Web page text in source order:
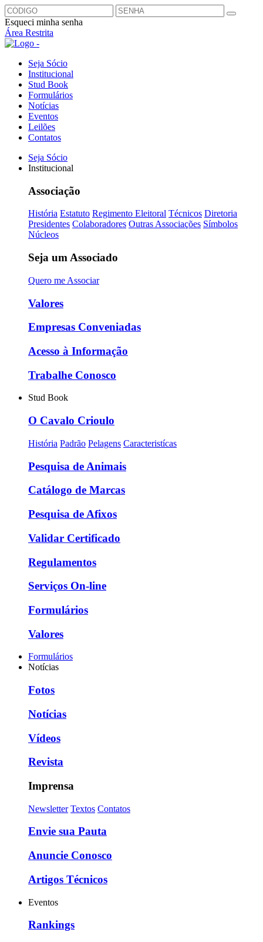
Esqueci minha senha
Área Restrita
Seja Sócio
Institucional
Stud Book
Formulários
Notícias
Eventos
Leilões
Contatos
Seja Sócio
Institucional
Associação
História Estatuto Regimento Eleitoral Técnicos Diretoria
Presidentes Colaboradores Outras Associações Símbolos
Núcleos
Seja um Associado
Quero me Associar
Valores
Empresas Conveniadas
Acesso à Informação
Trabalhe Conosco
Stud Book
O Cavalo Crioulo
História Padrão Pelagens Caracteristícas
Pesquisa de Animais
Catálogo de Marcas
Pesquisa de Afixos
Validar Certificado
Regulamentos
Serviços On-line
Formulários
Valores
Formulários
Notícias
Fotos
Notícias
Vídeos
Revista
Imprensa
Newsletter Textos Contatos
Envie sua Pauta
Anuncie Conosco
Artigos Técnicos
Eventos
Rankings